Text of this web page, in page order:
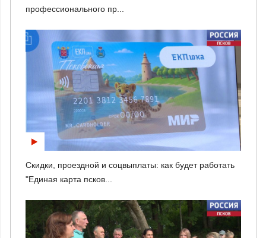
профессионального пр...
Скидки, проездной и соцвыплаты: как будет работать
"Единая карта псков...